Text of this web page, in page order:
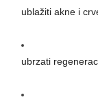
ublažiti akne i
ubrzati